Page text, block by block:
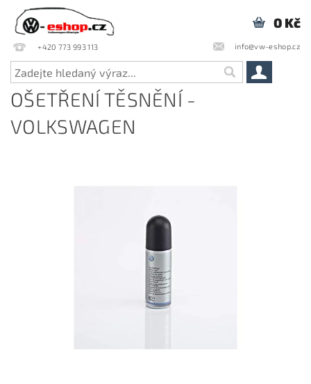
+420 773 993 113 info@vw-eshop.cz
0 Kč
OŠETŘENÍ TĚSNĚNÍ -
VOLKSWAGEN